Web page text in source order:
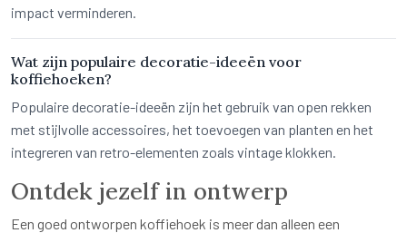
impact verminderen.
Wat zijn populaire decoratie-ideeën voor
koffiehoeken?
Populaire decoratie-ideeën zijn het gebruik van open rekken
met stijlvolle accessoires, het toevoegen van planten en het
integreren van retro-elementen zoals vintage klokken.
Ontdek jezelf in ontwerp
Een goed ontworpen koffiehoek is meer dan alleen een